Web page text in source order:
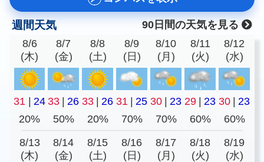
週間天気
90日間の天気を見る
8/6
(木)
8/7
(金)
8/8
(土)
8/9
(日)
8/10
(月)
8/11
(火)
8/12
(水)
31 | 24 33 | 26 33 | 26 31 | 25 30 | 23 29 | 23 30 | 23
20%
50% 20% 70% 70% 60% 60%
8/13
(木)
8/14
(金)
8/15
(土)
8/16
(日)
8/17
(月)
8/18
(火)
8/19
(水)